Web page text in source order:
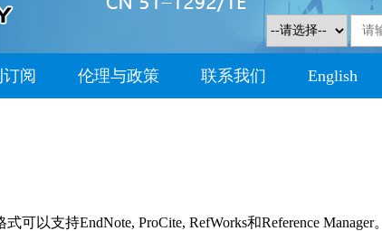
阅 伦理与政策 联系我们 English
以支持EndNote, ProCite, RefWorks和Reference Manager。